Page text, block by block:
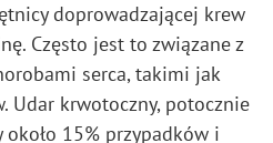
doprowadzającej krew
Często jest to związane z
serca, takimi jak
Udar krwotoczny, potocznie
15% przypadków i